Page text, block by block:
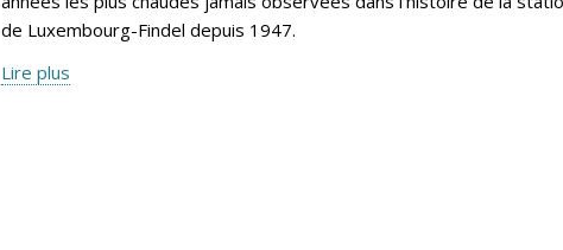
de Luxembourg-Findel depuis 1947.
Lire plus